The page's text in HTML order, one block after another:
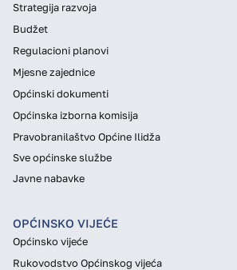
Strategija razvoja
Budžet
Regulacioni planovi
Mjesne zajednice
Općinski dokumenti
Općinska izborna komisija
Pravobranilaštvo Općine Ilidža
Sve općinske službe
Javne nabavke
OPĆINSKO VIJEĆE
Općinsko vijeće
Rukovodstvo Općinskog vijeća